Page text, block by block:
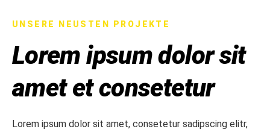
UNSERE NEUSTEN PROJEKTE
Lorem ipsum dolor sit
amet et consetetur
Lorem ipsum dolor sit amet, consetetur sadipscing elitr,